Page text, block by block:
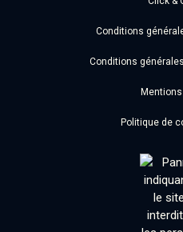
Conditions
Conditions
Politique de